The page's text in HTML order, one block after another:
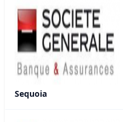
Sequoia